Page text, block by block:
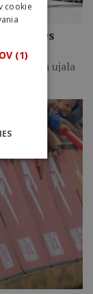
sóle a ujala
cookie
(1)